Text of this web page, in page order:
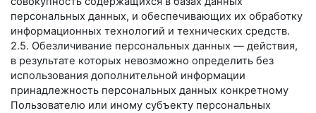
персональных данных, и обеспечивающих их обработку
информационных технологий и технических средств.
2.5. Обезличивание персональных данных — действия,
в результате которых невозможно определить без
использования дополнительной информации
принадлежность персональных данных конкретному
Пользователю или иному субъекту персональных